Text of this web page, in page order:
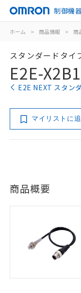
制御機
ホーム > 商品情報 > 商
スタンダードタイ
E2E-
E2E NEXT スタン
マイリストに
商品概要